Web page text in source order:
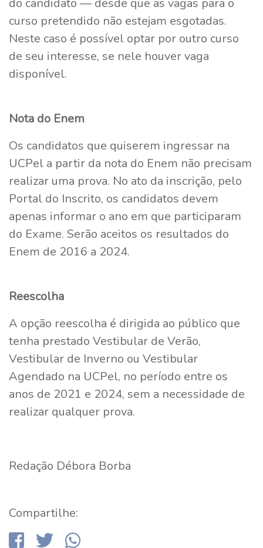
do candidato — desde que as vagas para o
curso pretendido não estejam esgotadas.
Neste caso é possível optar por outro curso
de seu interesse, se nele houver vaga
disponível.
Nota do Enem
Os candidatos que quiserem ingressar na
UCPel a partir da nota do Enem não precisam
realizar uma prova. No ato da inscrição, pelo
Portal do Inscrito, os candidatos devem
apenas informar o ano em que participaram
do Exame. Serão aceitos os resultados do
Enem de 2016 a 2024.
Reescolha
A opção reescolha é dirigida ao público que
tenha prestado Vestibular de Verão,
Vestibular de Inverno ou Vestibular
Agendado na UCPel, no período entre os
anos de 2021 e 2024, sem a necessidade de
realizar qualquer prova.
Redação Débora Borba
Compartilhe: